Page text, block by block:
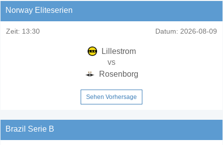
Norway Eliteserien
Zeit: 13:30 Datum: 2026-08-09
Lillestrom
vs
Rosenborg
Sehen Vorhersage
Brazil Serie B